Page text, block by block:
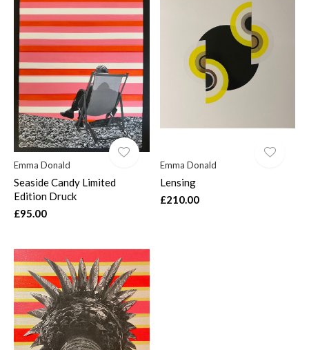
Emma Donald
Seaside Candy Limited
Edition Druck
£95.00
Emma Donald
Lensing
£210.00